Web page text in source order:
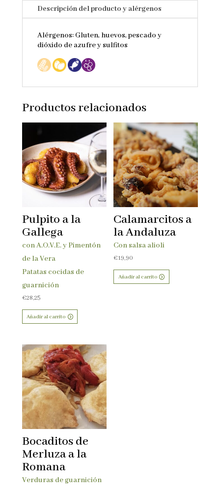
Descripción del producto y alérgenos
Alérgenos: Gluten, huevos, pescado y
dióxido de azufre y sulfitos
Productos relacionados
Pulpito a la
Gallega
con A.O.V.E. y Pimentón
de la Vera
Patatas cocidas de
guarnición
€28,25
Añadir al carrito
Calamarcitos a
la Andaluza
Con salsa alioli
€19,90
Añadir al carrito
Bocaditos de
Merluza a la
Romana
Verduras de guarnición